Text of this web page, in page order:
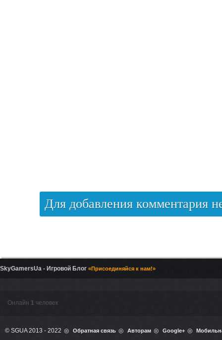
Для добавления комментария
SkyGamersUa - Игровой Блог «Присоединяйся к нам!»
Онлайн 1 человек
© SGUA 2013 - 2022 Обратная связь Авторам Google+